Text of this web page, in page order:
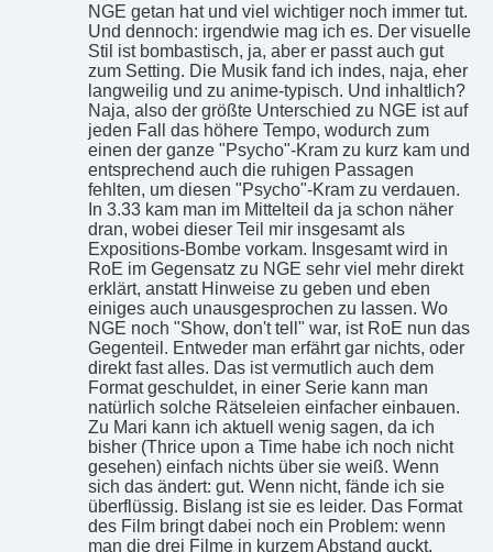
NGE getan hat und viel wichtiger noch immer tut.
Und dennoch: irgendwie mag ich es. Der visuelle
Stil ist bombastisch, ja, aber er passt auch gut
zum Setting. Die Musik fand ich indes, naja, eher
langweilig und zu anime-typisch. Und inhaltlich?
Naja, also der größte Unterschied zu NGE ist auf
jeden Fall das höhere Tempo, wodurch zum
einen der ganze "Psycho"-Kram zu kurz kam und
entsprechend auch die ruhigen Passagen
fehlten, um diesen "Psycho"-Kram zu verdauen.
In 3.33 kam man im Mittelteil da ja schon näher
dran, wobei dieser Teil mir insgesamt als
Expositions-Bombe vorkam. Insgesamt wird in
RoE im Gegensatz zu NGE sehr viel mehr direkt
erklärt, anstatt Hinweise zu geben und eben
einiges auch unausgesprochen zu lassen. Wo
NGE noch "Show, don't tell" war, ist RoE nun das
Gegenteil. Entweder man erfährt gar nichts, oder
direkt fast alles. Das ist vermutlich auch dem
Format geschuldet, in einer Serie kann man
natürlich solche Rätseleien einfacher einbauen.
Zu Mari kann ich aktuell wenig sagen, da ich
bisher (Thrice upon a Time habe ich noch nicht
gesehen) einfach nichts über sie weiß. Wenn
sich das ändert: gut. Wenn nicht, fände ich sie
überflüssig. Bislang ist sie es leider. Das Format
des Film bringt dabei noch ein Problem: wenn
man die drei Filme in kurzem Abstand guckt,